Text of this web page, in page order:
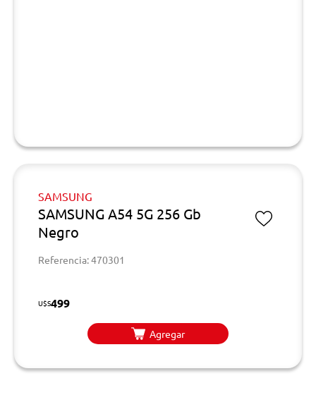
SAMSUNG
SAMSUNG A54 5G 256 Gb
Negro
Referencia: 470301
U$S499
Agregar